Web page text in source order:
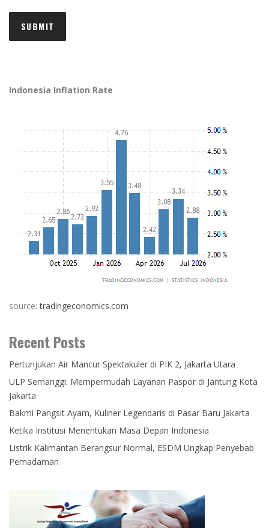
Indonesia Inflation Rate
source:tradingeconomics.com
Recent Posts
Pertunjukan Air Mancur Spektakuler di PIK 2, Jakarta Utara
ULP Semanggi: Mempermudah Layanan Paspor di Jantung Kota
Jakarta
Bakmi Pangsit Ayam, Kuliner Legendaris di Pasar Baru Jakarta
Ketika Institusi Menentukan Masa Depan Indonesia
Listrik Kalimantan Berangsur Normal, ESDM Ungkap Penyebab
Pemadaman